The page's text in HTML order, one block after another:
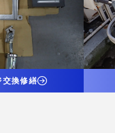
交換修繕